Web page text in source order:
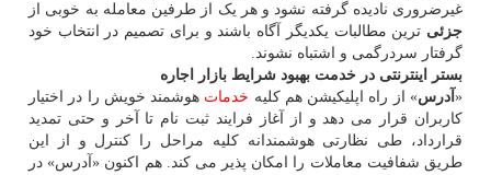
غیرضروری نادیده گرفته نشود و هر یک از طرفین معامله به خوبی از
جزئی ترین مطالبات یکدیگر آگاه باشند و برای تصمیم در انتخاب خود
گرفتار سردرگمی و اشتباه نشوند.
بستر اینترنتی در خدمت بهبود شرایط بازار اجاره
«آدرس» از راه اپلیکیشن هم کلیه خدمات هوشمند خویش را در اختیار
کاربران قرار می دهد و از آغاز فرایند ثبت نام تا آخر و حتی تمدید
قرارداد، طی نظارتی هوشمندانه کلیه مراحل را کنترل و از این
طریق شفافیت معاملات را امکان پذیر می کند. هم اکنون «آدرس» در